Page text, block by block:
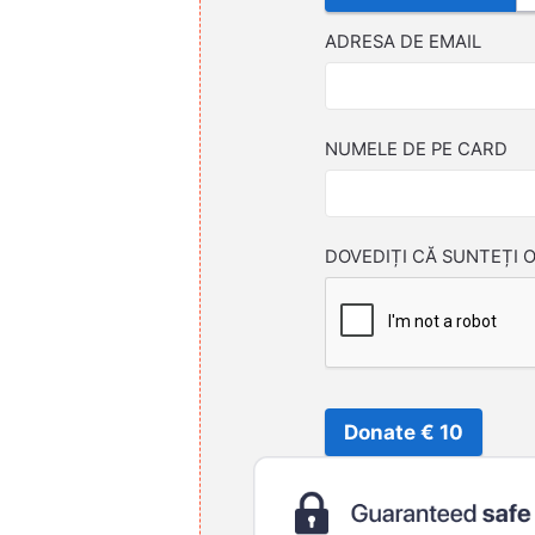
ADRESA DE EMAIL
NUMELE DE PE CARD
DOVEDIȚI CĂ SUNTEȚI
Donate € 10